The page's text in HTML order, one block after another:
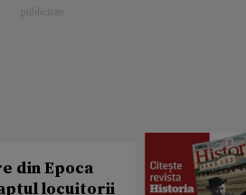
din Epoca
locuitorii